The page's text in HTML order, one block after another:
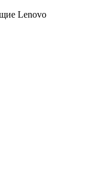
Lenovo